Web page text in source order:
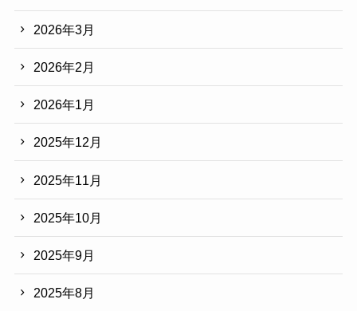
2026年3月
2026年2月
2026年1月
2025年12月
2025年11月
2025年10月
2025年9月
2025年8月